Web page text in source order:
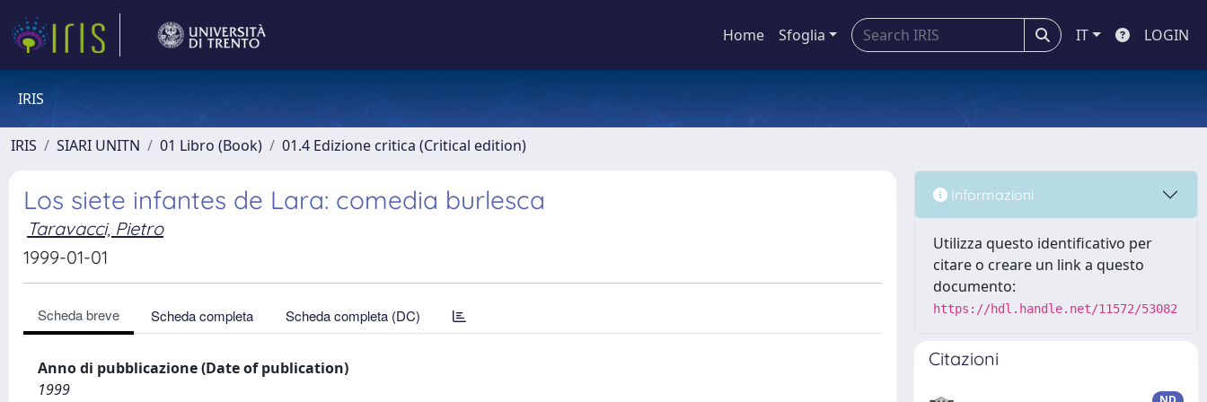
Home Sfoglia IT LOGIN
IRIS
IRIS SIARI UNITN 01 Libro (Book) 01.4 Edizione critica (Critical edition)
Los siete infantes de Lara: comedia burlesca
Taravacci, Pietro
1999-01-01
Scheda breve Scheda completa Scheda completa (DC)
Anno di pubblicazione (Date of publication)
1999
Informazioni
Utilizza questo identificativo per
citare o creare un link a questo
documento:
https://hdl.handle.net/11572/53082
Citazioni